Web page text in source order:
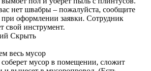
нет швабры – пожалуйста, сообщите
при оформлении заявки. Сотрудник
свой инструмент.
Скрыть
весь мусор
мусор в помещении, сложит